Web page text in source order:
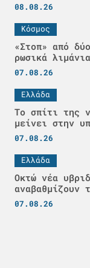
08.08.26
Κόσμος
«Στοπ» από
ρωσικά
07.08.26
Ελλάδα
Το σπίτι της
μείνει στην
07.08.26
Ελλάδα
Οκτώ νέα
αναβαθμίζουν
07.08.26